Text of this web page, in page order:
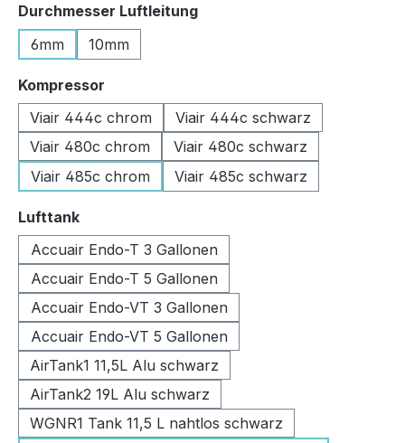
Durchmesser Luftleitungauswählen
6mm
10mm
Kompressor
Viair 444c chrom
Viair 444c schwarz
Viair 480c chrom
Viair 480c schwarz
Viair 485c chrom
Viair 485c schwarz
Lufttankauswählen
Accuair Endo-T 3 Gallonen
Accuair Endo-T 5 Gallonen
Accuair Endo-VT 3 Gallonen
Accuair Endo-VT 5 Gallonen
AirTank1 11,5L Alu schwarz
AirTank2 19L Alu schwarz
WGNR1 Tank 11,5 L nahtlos schwarz